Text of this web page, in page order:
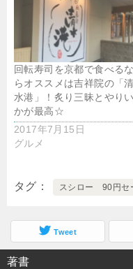
回転寿司を京都で食べるな
らオススメは吉祥院の「清
水港」！炙り三昧とやりい
かが最高☆
2017年7月15日
グルメ
タグ スシロー 90円セ
Tweet
著書